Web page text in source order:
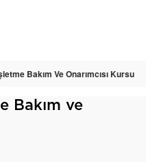
Bakım Ve Onarımcısı Kursu
Bakım ve